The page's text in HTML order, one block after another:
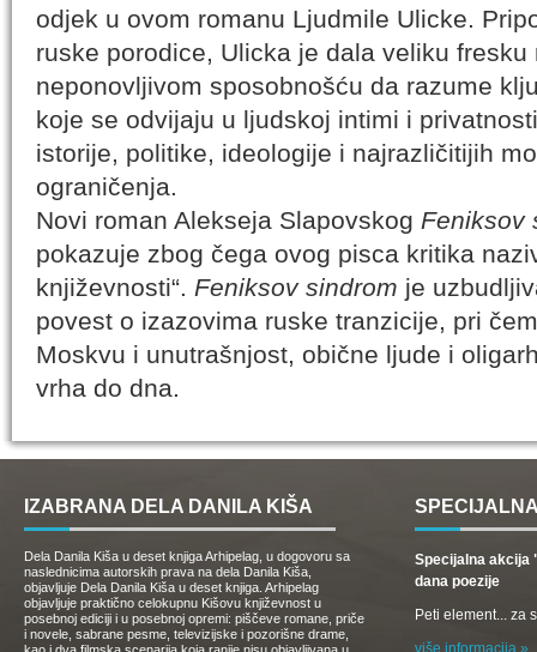
odjek u ovom romanu Ljudmile Ulicke.
ruske porodice, Ulicka je dala veliku
neponovljivom sposobnošću da razume
koje se odvijaju u ljudskoj intimi i
istorije, politike, ideologije i najrazličitijih
ograničenja.
Novi roman Alekseja Slapovskog Feniksov
pokazuje zbog čega ovog pisca kritika
književnosti“. Feniksov sindrom je
povest o izazovima ruske tranzicije, pri
Moskvu i unutrašnjost, obične ljude i
vrha do dna.
IZABRANA DELA DANILA KIŠA
Dela Danila Kiša u deset knjiga Arhipelag, u dogovoru sa
naslednicima autorskih prava na dela Danila Kiša,
objavljuje Dela Danila Kiša u deset knjiga. Arhipelag
objavljuje praktično celokupnu Kišovu književnost u
posebnoj ediciji i u posebnoj opremi: piščeve romane, priče
i novele, sabrane pesme, televizijske i pozorišne drame,
Specijalna akcija
dana poezije
Peti element... za
više informacija »